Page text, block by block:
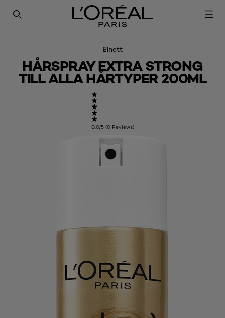
SEARCH THIS SITE
Elnett
HÅRSPRAY EXTRA STRONG
TILL ALLA HÅRTYPER 200ML
0,0/5 (0 Reviews)